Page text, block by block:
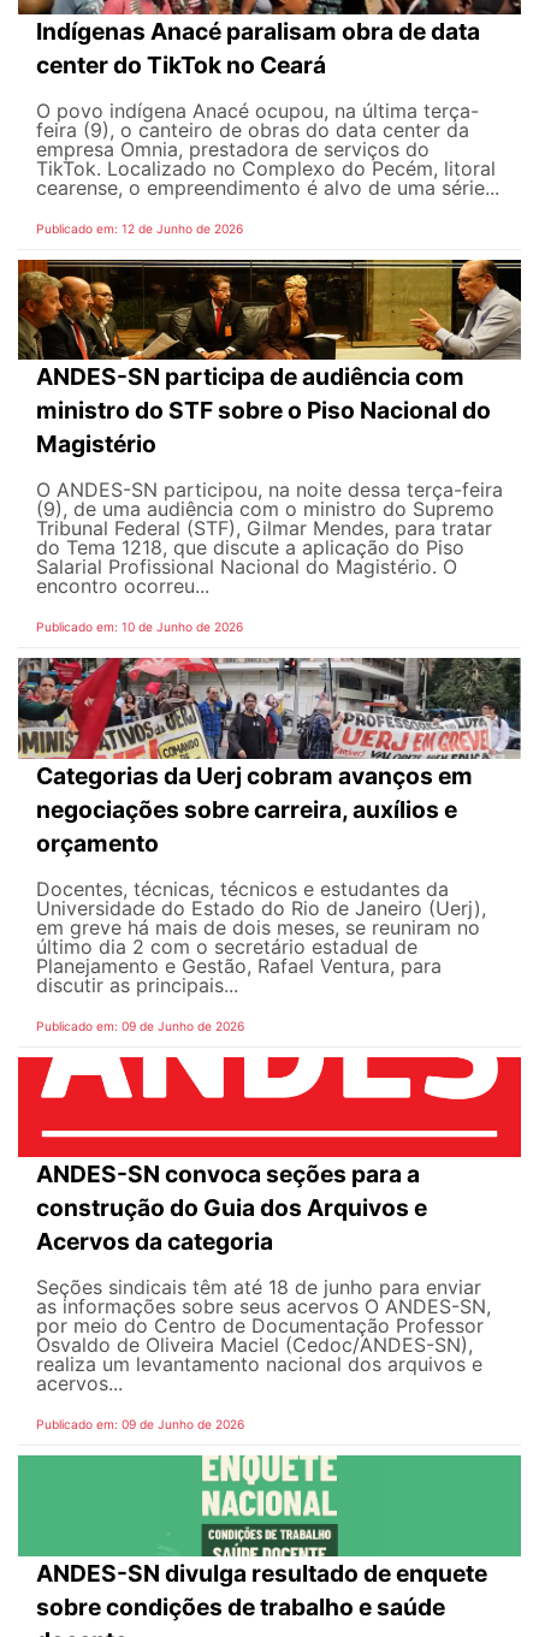
Indígenas Anacé paralisam obra de data
center do TikTok no Ceará
O povo indígena Anacé ocupou, na última terça-
feira (9), o canteiro de obras do data center da
empresa Omnia, prestadora de serviços do
TikTok. Localizado no Complexo do Pecém, litoral
cearense, o empreendimento é alvo de uma série...
Publicado em: 12 de Junho de 2026
ANDES-SN participa de audiência com
ministro do STF sobre o Piso Nacional do
Magistério
O ANDES-SN participou, na noite dessa terça-feira
(9), de uma audiência com o ministro do Supremo
Tribunal Federal (STF), Gilmar Mendes, para tratar
do Tema 1218, que discute a aplicação do Piso
Salarial Profissional Nacional do Magistério. O
encontro ocorreu...
Publicado em: 10 de Junho de 2026
Categorias da Uerj cobram avanços em
negociações sobre carreira, auxílios e
orçamento
Docentes, técnicas, técnicos e estudantes da
Universidade do Estado do Rio de Janeiro (Uerj),
em greve há mais de dois meses, se reuniram no
último dia 2 com o secretário estadual de
Planejamento e Gestão, Rafael Ventura, para
discutir as principais...
Publicado em: 09 de Junho de 2026
ANDES-SN convoca seções para a
construção do Guia dos Arquivos e
Acervos da categoria
Seções sindicais têm até 18 de junho para enviar
as informações sobre seus acervos O ANDES-SN,
por meio do Centro de Documentação Professor
Osvaldo de Oliveira Maciel (Cedoc/ANDES-SN),
realiza um levantamento nacional dos arquivos e
acervos...
Publicado em: 09 de Junho de 2026
ANDES-SN divulga resultado de enquete
sobre condições de trabalho e saúde